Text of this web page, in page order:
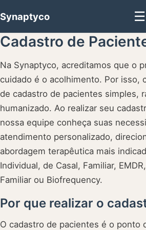
Synaptyco ☰
Cadastro de
Na Synaptyco, acreditamos que o
cuidado é o acolhimento. Por isso,
de cadastro de pacientes simples,
humanizado. Ao realizar seu
nossa equipe conheça suas
atendimento personalizado,
abordagem terapêutica mais
Individual, de Casal, Familiar,
Familiar ou Biofrequency.
Por que realizar o
O cadastro de pacientes é o ponto